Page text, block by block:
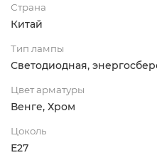
Страна
Китай
Тип лампы
Светодиодная,
Цвет арматуры
Венге, Хром
Цоколь
Е27